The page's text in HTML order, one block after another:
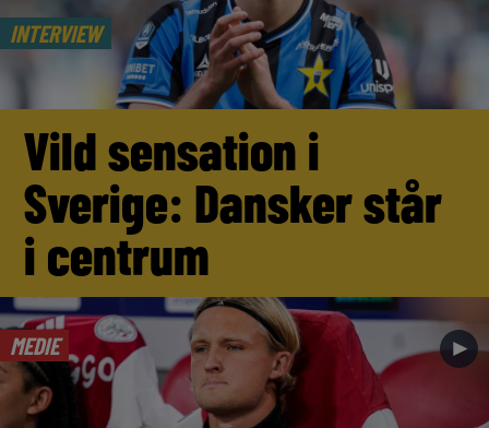
INTERVIEW
Vild sensation i
Sverige: Dansker står
i centrum
MEDIE ►